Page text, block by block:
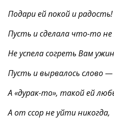
Подари ей покой и радость!
Пусть и сделала что-то
Не успела согреть Вам
Пусть и вырвалось слово —
А «дурак-то», такой ей
А от ссор не уйти никогда,